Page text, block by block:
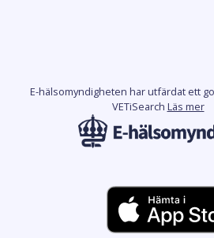
E-hälsomyndigheten har utfärdat ett
VETiSearch Läs mer